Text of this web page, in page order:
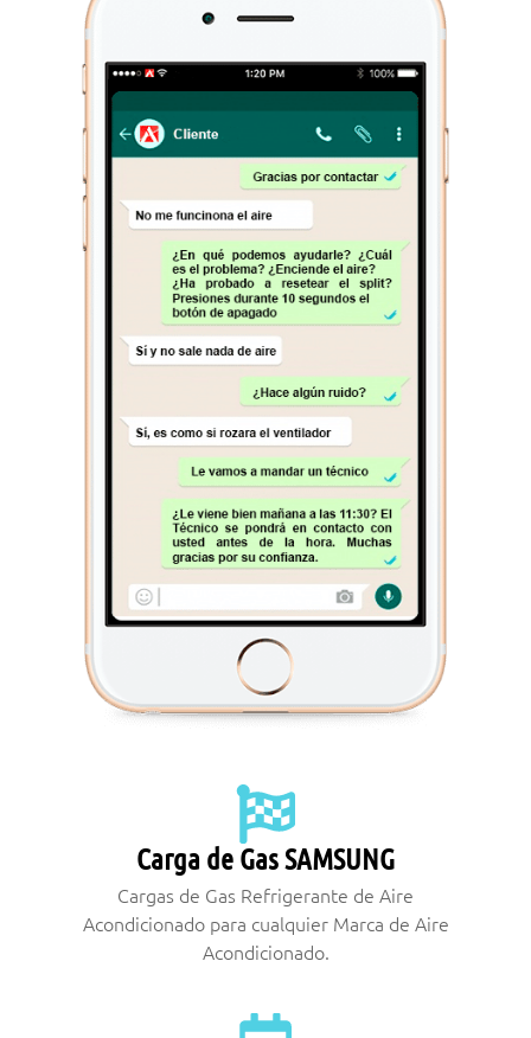
Carga de Gas SAMSUNG
Cargas de Gas Refrigerante de Aire
Acondicionado para cualquier Marca de Aire
Acondicionado.